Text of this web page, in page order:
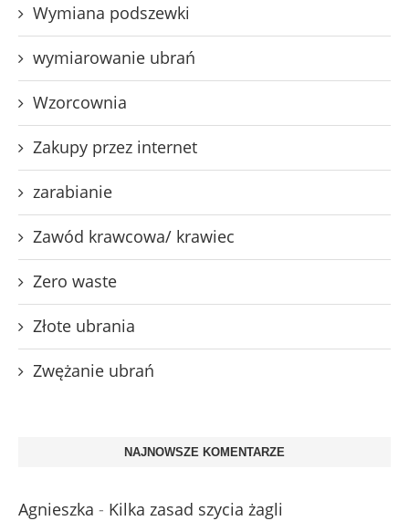
Wymiana podszewki
wymiarowanie ubrań
Wzorcownia
Zakupy przez internet
zarabianie
Zawód krawcowa/ krawiec
Zero waste
Złote ubrania
Zwężanie ubrań
NAJNOWSZE KOMENTARZE
Agnieszka - Kilka zasad szycia żagli